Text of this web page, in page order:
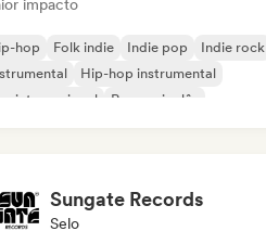
impacto
hop Folk indie Indie pop
Indie rock
Hip-hop instrumental
internacional
Rap em inglês
Sungate Records
Selo